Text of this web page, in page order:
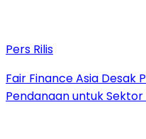
Pers Rilis
Fair Finance Asia Desak
Pendanaan untuk Sektor